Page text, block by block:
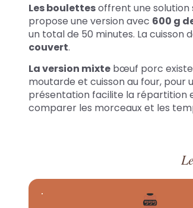
Les boulettesoffrent une solution
propose une version avec 600 g
un total de 50 minutes. La cuisson
couvert.
La version mixte bœuf porc existe
moutarde et cuisson au four, pour
présentation facilite la répartition
comparer les morceaux et les